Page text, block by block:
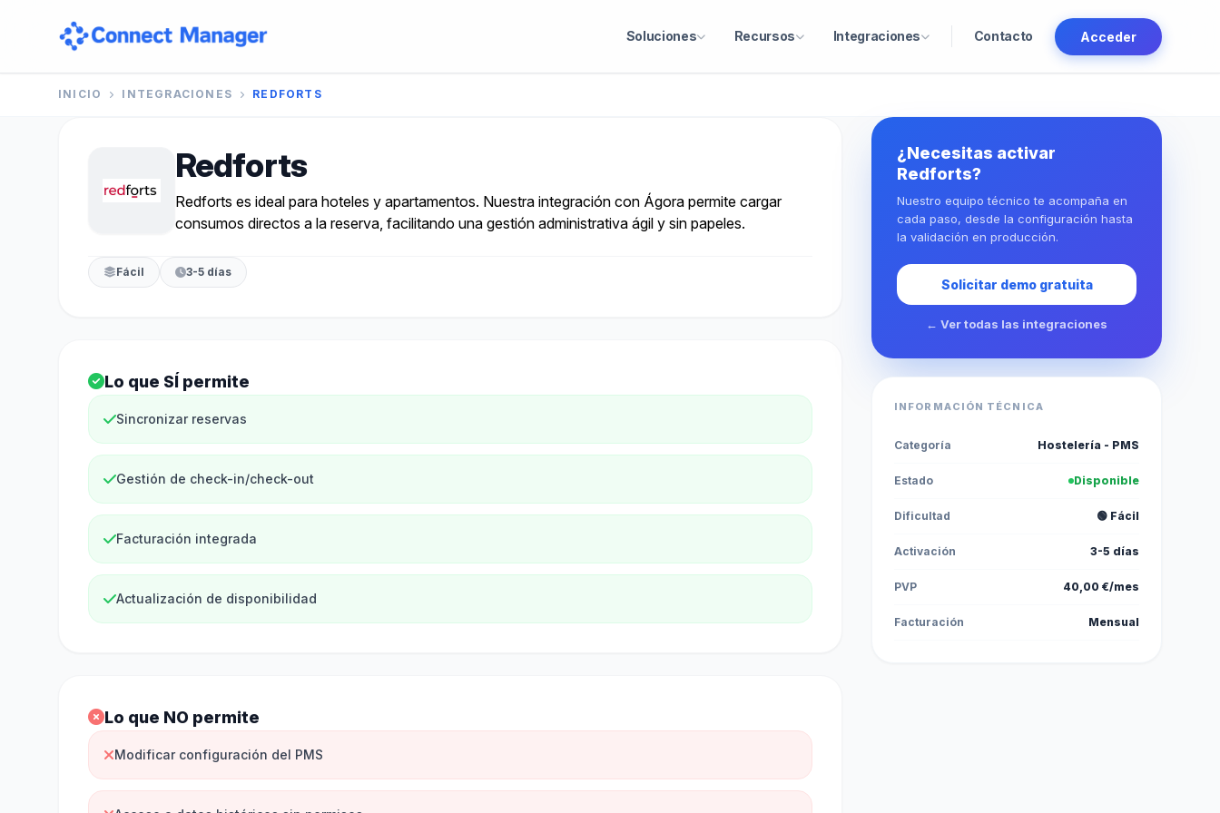
Soluciones Recursos Integraciones Contacto Acceder
INICIO INTEGRACIONES REDFORTS
Redforts
Redforts es ideal para hoteles y apartamentos. Nuestra integración con Ágora permite cargar
consumos directos a la reserva, facilitando una gestión administrativa ágil y sin papeles.
Fácil 3-5 días
Lo que SÍ permite
Sincronizar reservas
Gestión de check-in/check-out
Facturación integrada
Actualización de disponibilidad
Lo que NO permite
Modificar configuración del PMS
¿Necesitas activar
Redforts?
Nuestro equipo técnico te acompaña en
cada paso, desde la configuración hasta
la validación en producción.
Solicitar demo gratuita
← Ver todas las integraciones
INFORMACIÓN TÉCNICA
Categoría Hostelería - PMS
Estado Disponible
Dificultad 🟢 Fácil
Activación 3-5 días
PVP 40,00 €/mes
Facturación Mensual